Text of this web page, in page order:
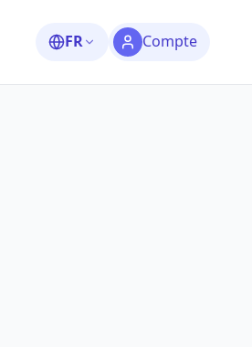
FR Compte